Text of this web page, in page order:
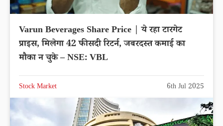
Varun Beverages Share Price | ये रहा टारगेट
प्राइस, मिलेगा 42 फीसदी रिटर्न, जबरदस्त कमाई का
मौका न चुके – NSE: VBL
Stock Market 6th Jul 2025